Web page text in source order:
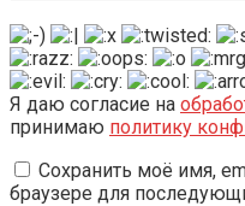
Я даю согласие на
принимаю политику
Сохранить моё имя,
браузере для